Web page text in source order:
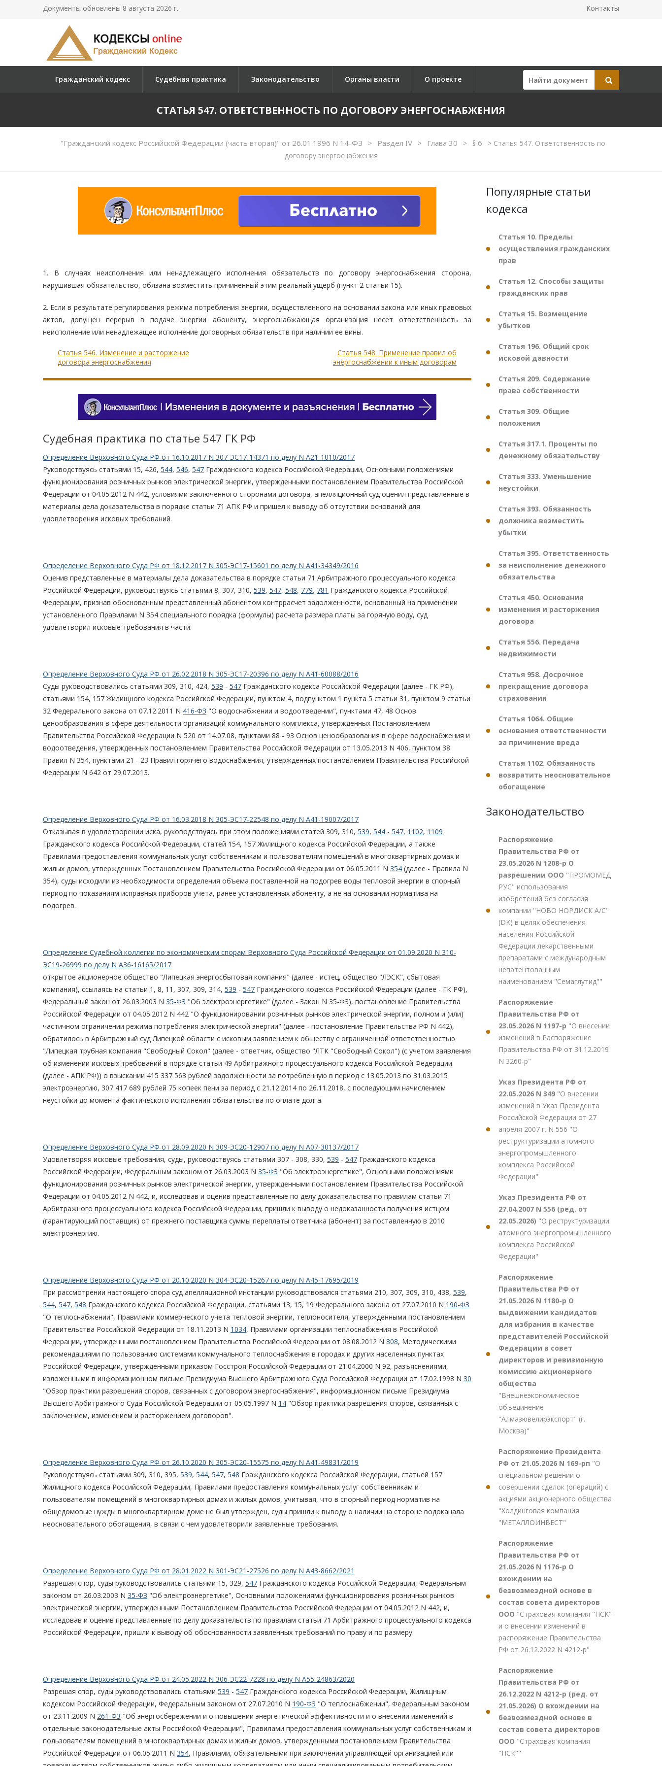
Документы обновлены 8 августа 2026 г. Контакты
Гражданский кодекс Судебная практика Законодательство Органы власти О проекте
СТАТЬЯ 547. ОТВЕТСТВЕННОСТЬ ПО ДОГОВОРУ ЭНЕРГОСНАБЖЕНИЯ
"Гражданский кодекс Российской Федерации (часть вторая)" от 26.01.1996 N 14-ФЗ > Раздел IV > Глава 30 > § 6 >Статья 547. Ответственность по
договору энергоснабжения
1. В случаях неисполнения или ненадлежащего исполнения обязательств по договору энергоснабжения сторона,
нарушившая обязательство, обязана возместить причиненный этим реальный ущерб (пункт 2 статьи 15).
2. Если в результате регулирования режима потребления энергии, осуществленного на основании закона или иных правовых
актов, допущен перерыв в подаче энергии абоненту, энергоснабжающая организация несет ответственность за
неисполнение или ненадлежащее исполнение договорных обязательств при наличии ее вины.
Статья 546. Изменение и расторжение
договора энергоснабжения
Статья 548. Применение правил об
энергоснабжении к иным договорам
Судебная практика по статье 547 ГК РФ
Определение Верховного Суда РФ от 16.10.2017 N 307-ЭС17-14371 по делу N А21-1010/2017
Руководствуясь статьями 15, 426, 544, 546, 547 Гражданского кодекса Российской Федерации, Основными положениями
функционирования розничных рынков электрической энергии, утвержденными постановлением Правительства Российской
Федерации от 04.05.2012 N 442, условиями заключенного сторонами договора, апелляционный суд оценил представленные в
материалы дела доказательства в порядке статьи 71 АПК РФ и пришел к выводу об отсутствии оснований для
удовлетворения исковых требований.
Определение Верховного Суда РФ от 18.12.2017 N 305-ЭС17-15601 по делу N А41-34349/2016
Оценив представленные в материалы дела доказательства в порядке статьи 71 Арбитражного процессуального кодекса
Российской Федерации, руководствуясь статьями 8, 307, 310, 539, 547, 548, 779, 781 Гражданского кодекса Российской
Федерации, признав обоснованным представленный абонентом контррасчет задолженности, основанный на применении
установленного Правилами N 354 специального порядка (формулы) расчета размера платы за горячую воду, суд
удовлетворил исковые требования в части.
Определение Верховного Суда РФ от 26.02.2018 N 305-ЭС17-20396 по делу N А41-60088/2016
Суды руководствовались статьями 309, 310, 424, 539 - 547 Гражданского кодекса Российской Федерации (далее - ГК РФ),
статьями 154, 157 Жилищного кодекса Российской Федерации, пунктом 4, подпунктом 1 пункта 5 статьи 31, пунктом 9 статьи
32 Федерального закона от 07.12.2011 N 416-ФЗ "О водоснабжении и водоотведении", пунктами 47, 48 Основ
ценообразования в сфере деятельности организаций коммунального комплекса, утвержденных Постановлением
Правительства Российской Федерации N 520 от 14.07.08, пунктами 88 - 93 Основ ценообразования в сфере водоснабжения и
водоотведения, утвержденных постановлением Правительства Российской Федерации от 13.05.2013 N 406, пунктом 38
Правил N 354, пунктами 21 - 23 Правил горячего водоснабжения, утвержденных постановлением Правительства Российской
Федерации N 642 от 29.07.2013.
Определение Верховного Суда РФ от 16.03.2018 N 305-ЭС17-22548 по делу N А41-19007/2017
Отказывая в удовлетворении иска, руководствуясь при этом положениями статей 309, 310, 539, 544 - 547, 1102, 1109
Гражданского кодекса Российской Федерации, статей 154, 157 Жилищного кодекса Российской Федерации, а также
Правилами предоставления коммунальных услуг собственникам и пользователям помещений в многоквартирных домах и
жилых домов, утвержденных Постановлением Правительства Российской Федерации от 06.05.2011 N 354 (далее - Правила N
354), суды исходили из необходимости определения объема поставленной на подогрев воды тепловой энергии в спорный
период по показаниям исправных приборов учета, ранее установленных абоненту, а не на основании норматива на
подогрев.
Определение Судебной коллегии по экономическим спорам Верховного Суда Российской Федерации от 01.09.2020 N 310-
ЭС19-26999 по делу N А36-16165/2017
открытое акционерное общество "Липецкая энергосбытовая компания" (далее - истец, общество "ЛЭСК", сбытовая
компания), ссылаясь на статьи 1, 8, 11, 307, 309, 314, 539 - 547 Гражданского кодекса Российской Федерации (далее - ГК РФ),
Федеральный закон от 26.03.2003 N 35-ФЗ "Об электроэнергетике" (далее - Закон N 35-ФЗ), постановление Правительства
Российской Федерации от 04.05.2012 N 442 "О функционировании розничных рынков электрической энергии, полном и (или)
частичном ограничении режима потребления электрической энергии" (далее - постановление Правительства РФ N 442),
обратилось в Арбитражный суд Липецкой области с исковым заявлением к обществу с ограниченной ответственностью
"Липецкая трубная компания "Свободный Сокол" (далее - ответчик, общество "ЛТК "Свободный Сокол") (с учетом заявления
об изменении исковых требований в порядке статьи 49 Арбитражного процессуального кодекса Российской Федерации
(далее - АПК РФ)) о взыскании 415 337 563 рублей задолженности за потребленную в период с 13.05.2013 по 31.03.2015
электроэнергию, 307 417 689 рублей 75 копеек пени за период с 21.12.2014 по 26.11.2018, с последующим начислением
неустойки до момента фактического исполнения обязательства по оплате долга.
Определение Верховного Суда РФ от 28.09.2020 N 309-ЭС20-12907 по делу N А07-30137/2017
Удовлетворяя исковые требования, суды, руководствуясь статьями 307 - 308, 330, 539 - 547 Гражданского кодекса
Российской Федерации, Федеральным законом от 26.03.2003 N 35-ФЗ "Об электроэнергетике", Основными положениями
функционирования розничных рынков электрической энергии, утвержденными постановлением Правительства Российской
Федерации от 04.05.2012 N 442, и, исследовав и оценив представленные по делу доказательства по правилам статьи 71
Арбитражного процессуального кодекса Российской Федерации, пришли к выводу о недоказанности получения истцом
(гарантирующий поставщик) от прежнего поставщика суммы переплаты ответчика (абонент) за поставленную в 2010
электроэнергию.
Определение Верховного Суда РФ от 20.10.2020 N 304-ЭС20-15267 по делу N А45-17695/2019
При рассмотрении настоящего спора суд апелляционной инстанции руководствовался статьями 210, 307, 309, 310, 438, 539,
544, 547, 548 Гражданского кодекса Российской Федерации, статьями 13, 15, 19 Федерального закона от 27.07.2010 N 190-ФЗ
"О теплоснабжении", Правилами коммерческого учета тепловой энергии, теплоносителя, утвержденными постановлением
Правительства Российской Федерации от 18.11.2013 N 1034, Правилами организации теплоснабжения в Российской
Федерации, утвержденными постановлением Правительства Российской Федерации от 08.08.2012 N 808, Методическими
рекомендациями по пользованию системами коммунального теплоснабжения в городах и других населенных пунктах
Российской Федерации, утвержденными приказом Госстроя Российской Федерации от 21.04.2000 N 92, разъяснениями,
изложенными в информационном письме Президиума Высшего Арбитражного Суда Российской Федерации от 17.02.1998 N 30
"Обзор практики разрешения споров, связанных с договором энергоснабжения", информационном письме Президиума
Высшего Арбитражного Суда Российской Федерации от 05.05.1997 N 14 "Обзор практики разрешения споров, связанных с
заключением, изменением и расторжением договоров".
Определение Верховного Суда РФ от 26.10.2020 N 305-ЭС20-15575 по делу N А41-49831/2019
Руководствуясь статьями 309, 310, 395, 539, 544, 547, 548 Гражданского кодекса Российской Федерации, статьей 157
Жилищного кодекса Российской Федерации, Правилами предоставления коммунальных услуг собственникам и
пользователям помещений в многоквартирных домах и жилых домов, учитывая, что в спорный период норматив на
общедомовые нужды в многоквартирном доме не был утвержден, суды пришли к выводу о наличии на стороне водоканала
неосновательного обогащения, в связи с чем удовлетворили заявленные требования.
Определение Верховного Суда РФ от 28.01.2022 N 301-ЭС21-27526 по делу N А43-8662/2021
Разрешая спор, суды руководствовались статьями 15, 329, 547 Гражданского кодекса Российской Федерации, Федеральным
законом от 26.03.2003 N 35-ФЗ "Об электроэнергетике", Основными положениями функционирования розничных рынков
электрической энергии, утвержденными Постановлением Правительства Российской Федерации от 04.05.2012 N 442, и,
исследовав и оценив представленные по делу доказательств по правилам статьи 71 Арбитражного процессуального кодекса
Российской Федерации, пришли к выводу об обоснованности заявленных требований по праву и по размеру.
Определение Верховного Суда РФ от 24.05.2022 N 306-ЭС22-7228 по делу N А55-24863/2020
Разрешая спор, суды руководствовались статьями 539 - 547 Гражданского кодекса Российской Федерации, Жилищным
кодексом Российской Федерации, Федеральным законом от 27.07.2010 N 190-ФЗ "О теплоснабжении", Федеральным законом
от 23.11.2009 N 261-ФЗ "Об энергосбережении и о повышении энергетической эффективности и о внесении изменений в
отдельные законодательные акты Российской Федерации", Правилами предоставления коммунальных услуг собственникам и
пользователям помещений в многоквартирных домах и жилых домов, утвержденными постановлением Правительства
Российской Федерации от 06.05.2011 N 354, Правилами, обязательными при заключении управляющей организацией или
Популярные статьи
кодекса
Статья 10. Пределы
осуществления гражданских
прав
Статья 12. Способы защиты
гражданских прав
Статья 15. Возмещение
убытков
Статья 196. Общий срок
исковой давности
Статья 209. Содержание
права собственности
Статья 309. Общие
положения
Статья 317.1. Проценты по
денежному обязательству
Статья 333. Уменьшение
неустойки
Статья 393. Обязанность
должника возместить
убытки
Статья 395. Ответственность
за неисполнение денежного
обязательства
Статья 450. Основания
изменения и расторжения
договора
Статья 556. Передача
недвижимости
Статья 958. Досрочное
прекращение договора
страхования
Статья 1064. Общие
основания ответственности
за причинение вреда
Статья 1102. Обязанность
возвратить неосновательное
обогащение
Законодательство
Распоряжение
Правительства РФ от
23.05.2026 N 1208-р О
разрешении ООО "ПРОМОМЕД
РУС" использования
изобретений без согласия
компании "НОВО НОРДИСК А/С"
(DK) в целях обеспечения
населения Российской
Федерации лекарственными
препаратами с международным
непатентованным
наименованием "Семаглутид""
Распоряжение
Правительства РФ от
23.05.2026 N 1197-р "О внесении
изменений в Распоряжение
Правительства РФ от 31.12.2019
N 3260-р"
Указ Президента РФ от
22.05.2026 N 349 "О внесении
изменений в Указ Президента
Российской Федерации от 27
апреля 2007 г. N 556 "О
реструктуризации атомного
энергопромышленного
комплекса Российской
Федерации"
Указ Президента РФ от
27.04.2007 N 556 (ред. от
22.05.2026) "О реструктуризации
атомного энергопромышленного
комплекса Российской
Федерации"
Распоряжение
Правительства РФ от
21.05.2026 N 1180-р О
выдвижении кандидатов
для избрания в качестве
представителей Российской
Федерации в совет
директоров и ревизионную
комиссию акционерного
общества
"Внешнеэкономическое
объединение
"Алмазювелирэкспорт" (г.
Москва)"
Распоряжение Президента
РФ от 21.05.2026 N 169-рп "О
специальном решении о
совершении сделок (операций) с
акциями акционерного общества
"Холдинговая компания
"МЕТАЛЛОИНВЕСТ"
Распоряжение
Правительства РФ от
21.05.2026 N 1176-р О
вхождении на
безвозмездной основе в
состав совета директоров
ООО "Страховая компания "НСК"
и о внесении изменений в
распоряжение Правительства
РФ от 26.12.2022 N 4212-р"
Распоряжение
Правительства РФ от
26.12.2022 N 4212-р (ред. от
21.05.2026) О вхождении на
безвозмездной основе в
состав совета директоров
ООО "Страховая компания
"НСК""